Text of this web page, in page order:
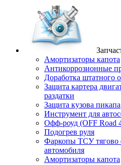
Амортизаторы капота
Антикоррозионные
Доработка штатного
Защита картера
раздатки
Защита кузова пикапа
Инструмент для
Офф-роуд (OFF Road
Подогрев руля
Фаркопы ТСУ тягово
автомобиля
Амортизаторы капота